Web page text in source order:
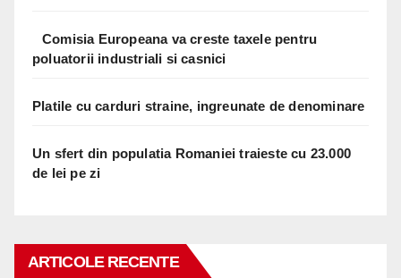
Comisia Europeana va creste taxele pentru
poluatorii industriali si casnici
Platile cu carduri straine, ingreunate de denominare
Un sfert din populatia Romaniei traieste cu 23.000
de lei pe zi
ARTICOLE RECENTE